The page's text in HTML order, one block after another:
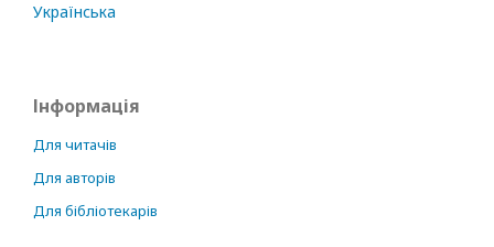
Українська
Інформація
Для читачів
Для авторів
Для бібліотекарів